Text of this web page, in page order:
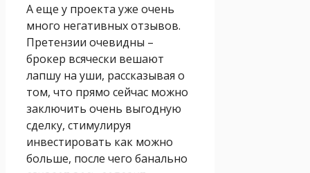
А еще у проекта уже очень
много негативных отзывов.
Претензии очевидны –
брокер всячески вешают
лапшу на уши, рассказывая о
том, что прямо сейчас можно
заключить очень выгодную
сделку, стимулируя
инвестировать как можно
больше, после чего банально